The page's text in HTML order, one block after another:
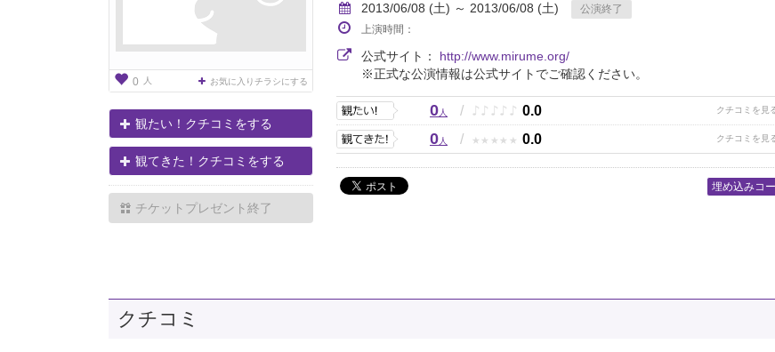
0 人 お気に入りチラシにする
観たい！クチコミをする
観てきた！クチコミをする
チケットプレゼント終了
2013/06/08 (土) ～ 2013/06/08 (土)
公演終了
上演時間：
公式サイト： http://www.mirume.org/
※正式な公演情報は公式サイトでご確認ください。
0人 / ♪ ♪ ♪ ♪ ♪ 0.0
0人 / ★ ★ ★ ★ ★ 0.0
埋め込みコ
クチコミ